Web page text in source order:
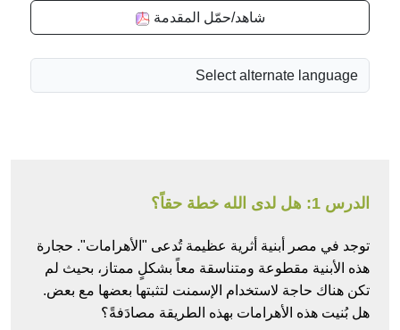
شاهد/حمّل المقدمة
الدرس 1: هل لدى الله خطة حقاً؟
توجد في مصر أبنية أثرية عظيمة تُدعى "الأهرامات". حجارة
هذه الأبنية مقطوعة ومتناسقة معاً بشكلٍ ممتاز، بحيث لم
تكن هناك حاجة لاستخدام الإسمنت لتثبتها بعضها مع بعض.
هل بُنيت هذه الأهرامات بهذه الطريقة مصادَفةً؟